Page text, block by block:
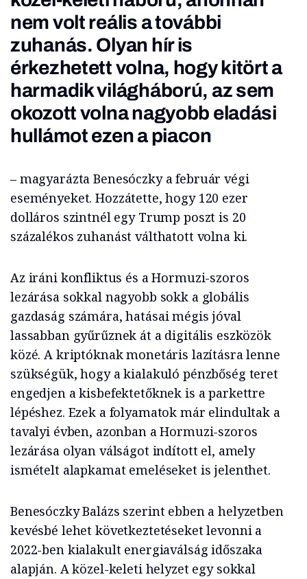
nem volt reális a további
zuhanás. Olyan hír is
érkezhetett volna, hogy kitört a
harmadik világháború, az sem
okozott volna nagyobb eladási
hullámot ezen a piacon
– magyarázta Benesóczky a február végi
eseményeket. Hozzátette, hogy 120 ezer
dolláros szintnél egy Trump poszt is 20
százalékos zuhanást válthatott volna ki.
Az iráni konfliktus és a Hormuzi-szoros
lezárása sokkal nagyobb sokk a globális
gazdaság számára, hatásai mégis jóval
lassabban gyűrűznek át a digitális eszközök
közé. A kriptóknak monetáris lazításra lenne
szükségük, hogy a kialakuló pénzbőség teret
engedjen a kisbefektetőknek is a parkettre
lépéshez. Ezek a folyamatok már elindultak a
tavalyi évben, azonban a Hormuzi-szoros
lezárása olyan válságot indított el, amely
ismételt alapkamat emeléseket is jelenthet.
Benesóczky Balázs szerint ebben a helyzetben
kevésbé lehet következtetéseket levonni a
2022-ben kialakult energiaválság időszaka
alapján. A közel-keleti helyzet egy sokkal